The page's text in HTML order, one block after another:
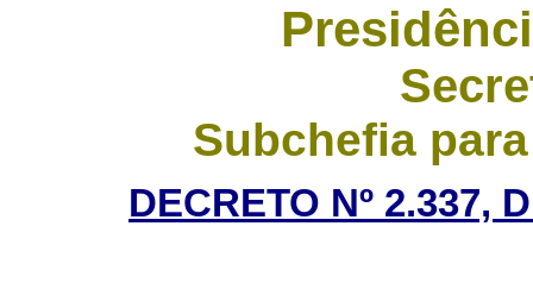
Subchefia
DECRETO Nº 2.337,